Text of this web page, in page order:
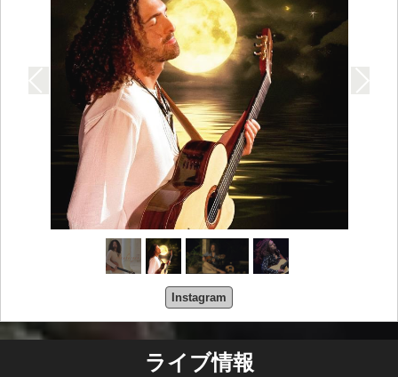
Instagram
ライブ情報